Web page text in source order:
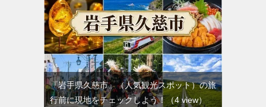
『岩手県久慈市』（人気観光スポット）の旅
行前に現地をチェックしよう！ （4 view）